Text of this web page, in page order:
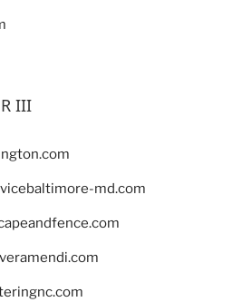
III
md.com